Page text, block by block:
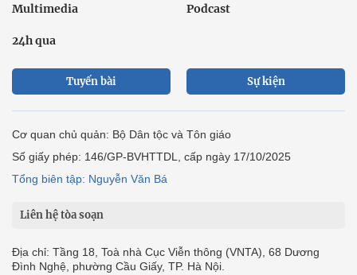
Multimedia Podcast
24h qua
Tuyến bài Sự kiện
Cơ quan chủ quản: Bộ Dân tộc và Tôn giáo
Số giấy phép: 146/GP-BVHTTDL, cấp ngày 17/10/2025
Tổng biên tập: Nguyễn Văn Bá
Liên hệ tòa soạn
Địa chỉ: Tầng 18, Toà nhà Cục Viễn thông (VNTA), 68 Dương
Đình Nghệ, phường Cầu Giấy, TP. Hà Nội.